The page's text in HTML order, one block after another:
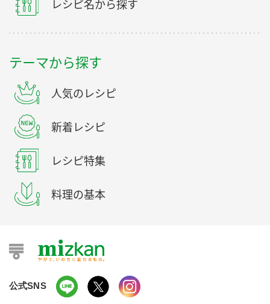
レシピ名から探す
テーマから探す
人気のレシピ
新着レシピ
レシピ特集
料理の基本
公式SNS